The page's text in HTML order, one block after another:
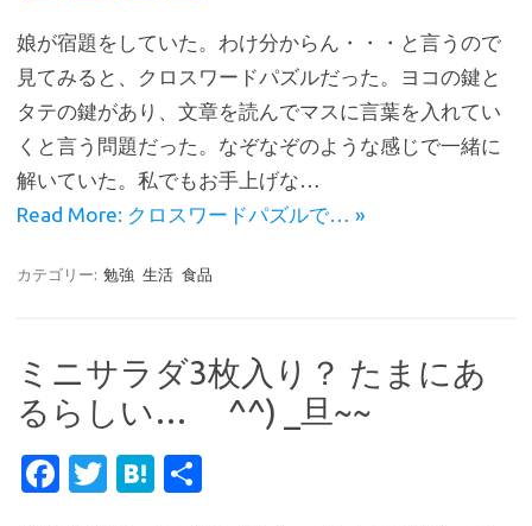
e
b
o
o
k
it
te
r
e
n
a
娘が宿題をしていた。わけ分からん・・・と言うので
見てみると、クロスワードパズルだった。ヨコの鍵と
タテの鍵があり、文章を読んでマスに言葉を入れてい
くと言う問題だった。なぞなぞのような感じで一緒に
解いていた。私でもお手上げな…
Read More: クロスワードパズルで… »
カテゴリー: 勉強 生活 食品
ミニサラダ3枚入り？ たまにあ
るらしい… ^^) _旦~~
Fa
T
H